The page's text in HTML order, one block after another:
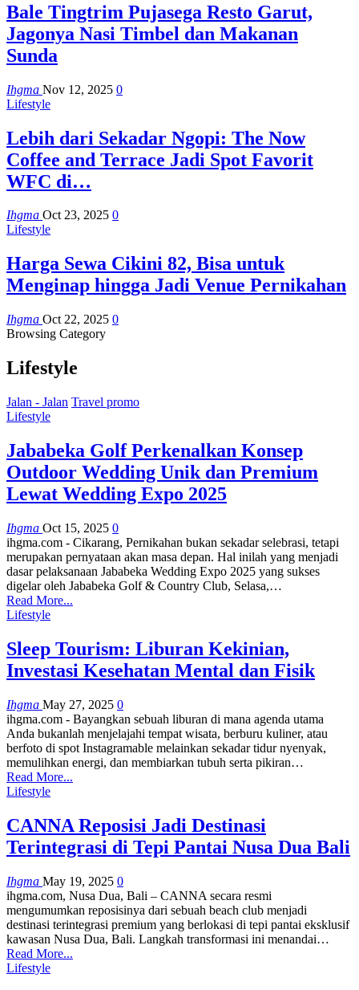
Bale Tingtrim Pujasega Resto Garut,
Jagonya Nasi Timbel dan Makanan
Sunda
Ihgma Nov 12, 2025 0
Lifestyle
Lebih dari Sekadar Ngopi: The Now
Coffee and Terrace Jadi Spot Favorit
WFC di…
Ihgma Oct 23, 2025 0
Lifestyle
Harga Sewa Cikini 82, Bisa untuk
Menginap hingga Jadi Venue Pernikahan
Ihgma Oct 22, 2025 0
Browsing Category
Lifestyle
Jalan - Jalan Travel promo
Lifestyle
Jababeka Golf Perkenalkan Konsep
Outdoor Wedding Unik dan Premium
Lewat Wedding Expo 2025
Ihgma Oct 15, 2025 0
ihgma.com - Cikarang, Pernikahan bukan sekadar selebrasi, tetapi
merupakan pernyataan akan masa depan. Hal inilah yang menjadi
dasar pelaksanaan Jababeka Wedding Expo 2025 yang sukses
digelar oleh Jababeka Golf & Country Club, Selasa,…
Read More...
Lifestyle
Sleep Tourism: Liburan Kekinian,
Investasi Kesehatan Mental dan Fisik
Ihgma May 27, 2025 0
ihgma.com - Bayangkan sebuah liburan di mana agenda utama
Anda bukanlah menjelajahi tempat wisata, berburu kuliner, atau
berfoto di spot Instagramable melainkan sekadar tidur nyenyak,
memulihkan energi, dan membiarkan tubuh serta pikiran…
Read More...
Lifestyle
CANNA Reposisi Jadi Destinasi
Terintegrasi di Tepi Pantai Nusa Dua Bali
Ihgma May 19, 2025 0
ihgma.com, Nusa Dua, Bali – CANNA secara resmi
mengumumkan reposisinya dari sebuah beach club menjadi
destinasi terintegrasi premium yang berlokasi di tepi pantai eksklusif
kawasan Nusa Dua, Bali. Langkah transformasi ini menandai…
Read More...
Lifestyle